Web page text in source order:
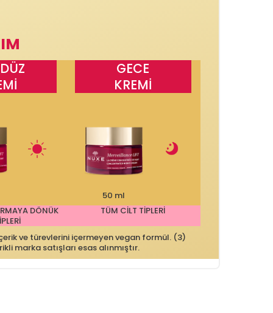
GECE
KREMİ
50 ml
DÖNÜK
TÜM CİLT TİPLERİ
ve türevlerini içermeyen vegan formül. (3)
marka satışları esas alınmıştır.